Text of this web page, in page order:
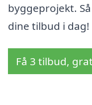
byggeprojekt.
dine tilbud i dag!
Få 3 tilbud,